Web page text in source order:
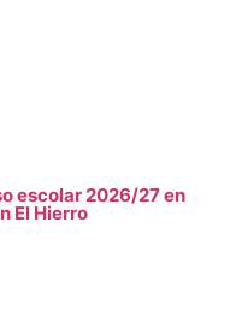
escolar 2026/27 en
El Hierro